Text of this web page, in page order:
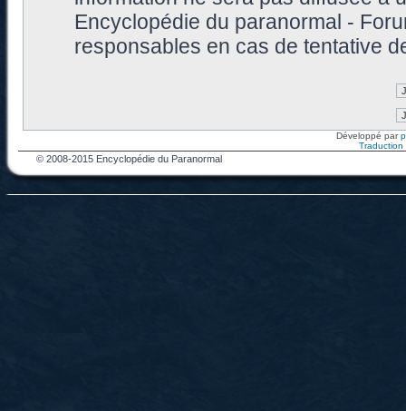
Encyclopédie du paranormal -
responsables en cas de tentative
Développé par
Traduction
© 2008-2015 Encyclopédie du Paranormal